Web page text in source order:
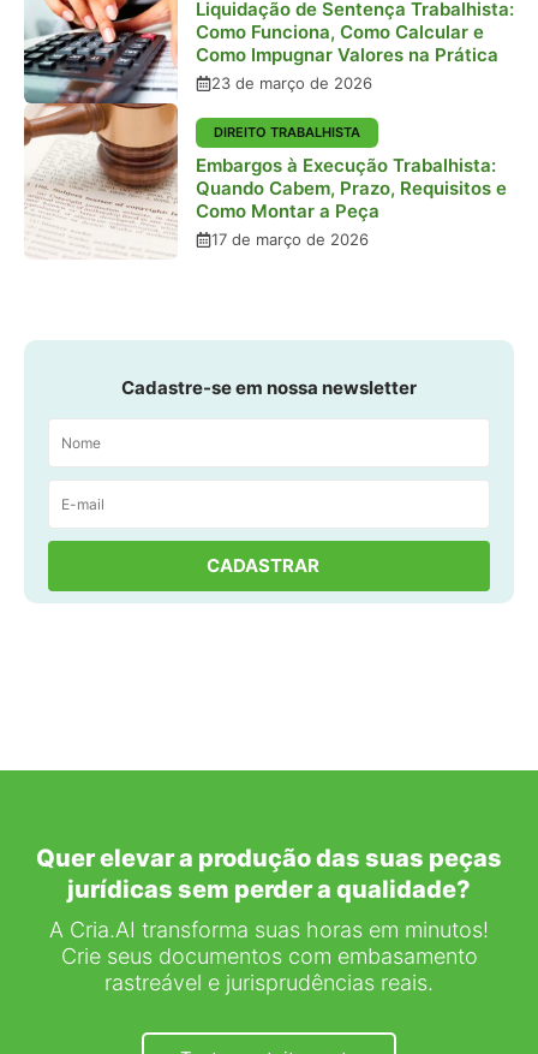
Liquidação de Sentença Trabalhista:
Como Funciona, Como Calcular e
Como Impugnar Valores na Prática
23 de março de 2026
DIREITO TRABALHISTA
Embargos à Execução Trabalhista:
Quando Cabem, Prazo, Requisitos e
Como Montar a Peça
17 de março de 2026
Cadastre-se em nossa newsletter
Quer elevar a produção das suas peças
jurídicas sem perder a qualidade?
A Cria.AI transforma suas horas em minutos!
Crie seus documentos com embasamento
rastreável e jurisprudências reais.